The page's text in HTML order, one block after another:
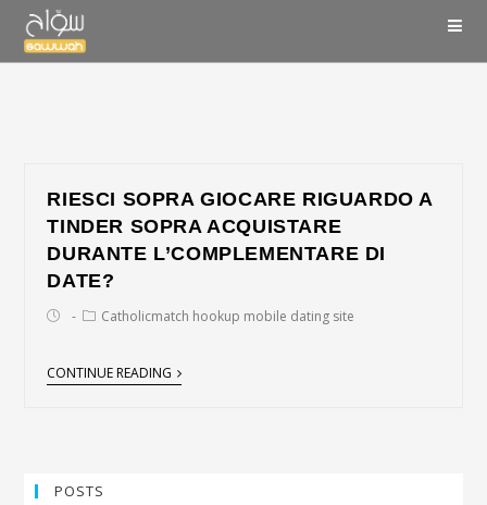
RIESCI SOPRA GIOCARE RIGUARDO A
TINDER SOPRA ACQUISTARE
DURANTE L’COMPLEMENTARE DI
DATE?
Catholicmatch hookup mobile dating site
CONTINUE READING
POSTS